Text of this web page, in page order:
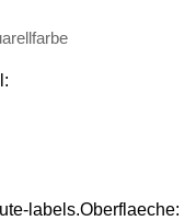
labels.Oberflaeche: